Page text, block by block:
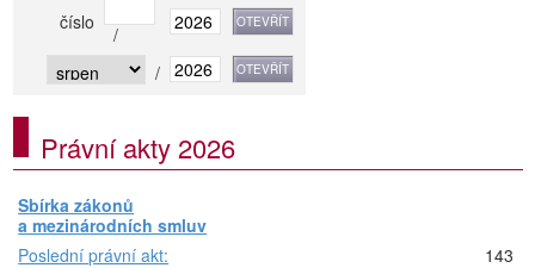
číslo
/
/
Právní akty 2026
Sbírka zákonů
a mezinárodních smluv
Poslední právní akt:
143